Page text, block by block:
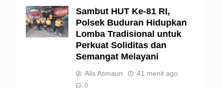
Sambut HUT Ke-81 RI,
Polsek Buduran Hidupkan
Lomba Tradisional untuk
Perkuat Soliditas dan
Semangat Melayani
Alis Asmaun 41 menit ago
0